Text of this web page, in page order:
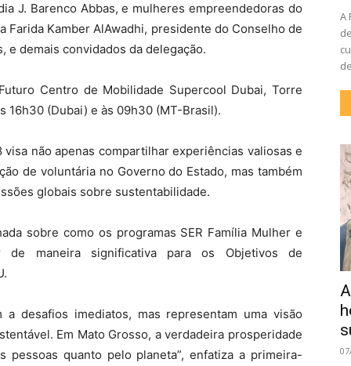
J. Barenco Abbas, e mulheres empreendedoras do
Farida Kamber AlAwadhi, presidente do Conselho de
e demais convidados da delegação.
Centro de Mobilidade Supercool Dubai, Torre
16h30 (Dubai) e às 09h30 (MT-Brasil).
não apenas compartilhar experiências valiosas e
de voluntária no Governo do Estado, mas também
globais sobre sustentabilidade.
sobre como os programas SER Família Mulher e
de maneira significativa para os Objetivos de
a desafios imediatos, mas representam uma visão
Em Mato Grosso, a verdadeira prosperidade
pessoas quanto pelo planeta”, enfatiza a primeira-
A